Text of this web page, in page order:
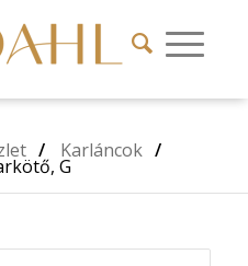
/ Karláncok /
G